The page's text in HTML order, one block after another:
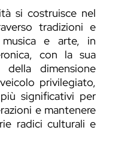
si costruisce nel
tradizioni e
e arte, in
con la sua
della dimensione
privilegiato,
significativi per
e mantenere
radici culturali e